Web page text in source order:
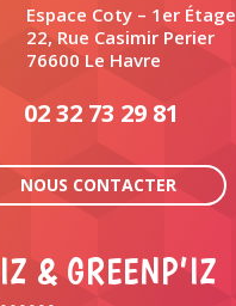
Espace Coty – 1er Étage
22, Rue Casimir Perier
76600 Le Havre
02 32 73 29 81
NOUS CONTACTER
& GREENP’IZ